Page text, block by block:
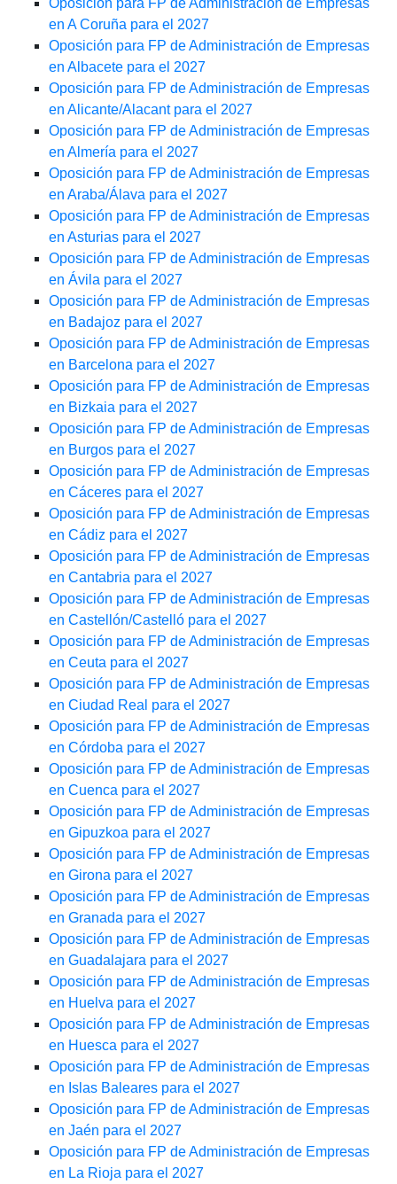
Oposición para FP de Administración de Empresas
en A Coruña para el 2027
Oposición para FP de Administración de Empresas
en Albacete para el 2027
Oposición para FP de Administración de Empresas
en Alicante/Alacant para el 2027
Oposición para FP de Administración de Empresas
en Almería para el 2027
Oposición para FP de Administración de Empresas
en Araba/Álava para el 2027
Oposición para FP de Administración de Empresas
en Asturias para el 2027
Oposición para FP de Administración de Empresas
en Ávila para el 2027
Oposición para FP de Administración de Empresas
en Badajoz para el 2027
Oposición para FP de Administración de Empresas
en Barcelona para el 2027
Oposición para FP de Administración de Empresas
en Bizkaia para el 2027
Oposición para FP de Administración de Empresas
en Burgos para el 2027
Oposición para FP de Administración de Empresas
en Cáceres para el 2027
Oposición para FP de Administración de Empresas
en Cádiz para el 2027
Oposición para FP de Administración de Empresas
en Cantabria para el 2027
Oposición para FP de Administración de Empresas
en Castellón/Castelló para el 2027
Oposición para FP de Administración de Empresas
en Ceuta para el 2027
Oposición para FP de Administración de Empresas
en Ciudad Real para el 2027
Oposición para FP de Administración de Empresas
en Córdoba para el 2027
Oposición para FP de Administración de Empresas
en Cuenca para el 2027
Oposición para FP de Administración de Empresas
en Gipuzkoa para el 2027
Oposición para FP de Administración de Empresas
en Girona para el 2027
Oposición para FP de Administración de Empresas
en Granada para el 2027
Oposición para FP de Administración de Empresas
en Guadalajara para el 2027
Oposición para FP de Administración de Empresas
en Huelva para el 2027
Oposición para FP de Administración de Empresas
en Huesca para el 2027
Oposición para FP de Administración de Empresas
en Islas Baleares para el 2027
Oposición para FP de Administración de Empresas
en Jaén para el 2027
Oposición para FP de Administración de Empresas
en La Rioja para el 2027